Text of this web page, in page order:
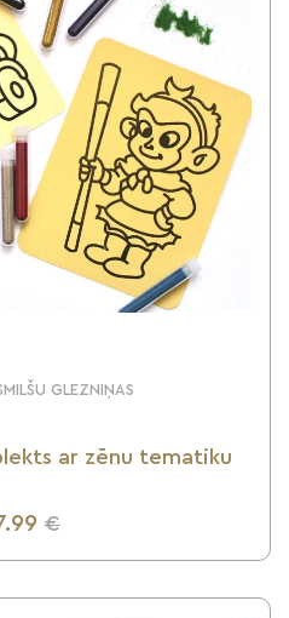
GLEZNIŅAS
ar zēnu tematiku
€
VAIRĀK